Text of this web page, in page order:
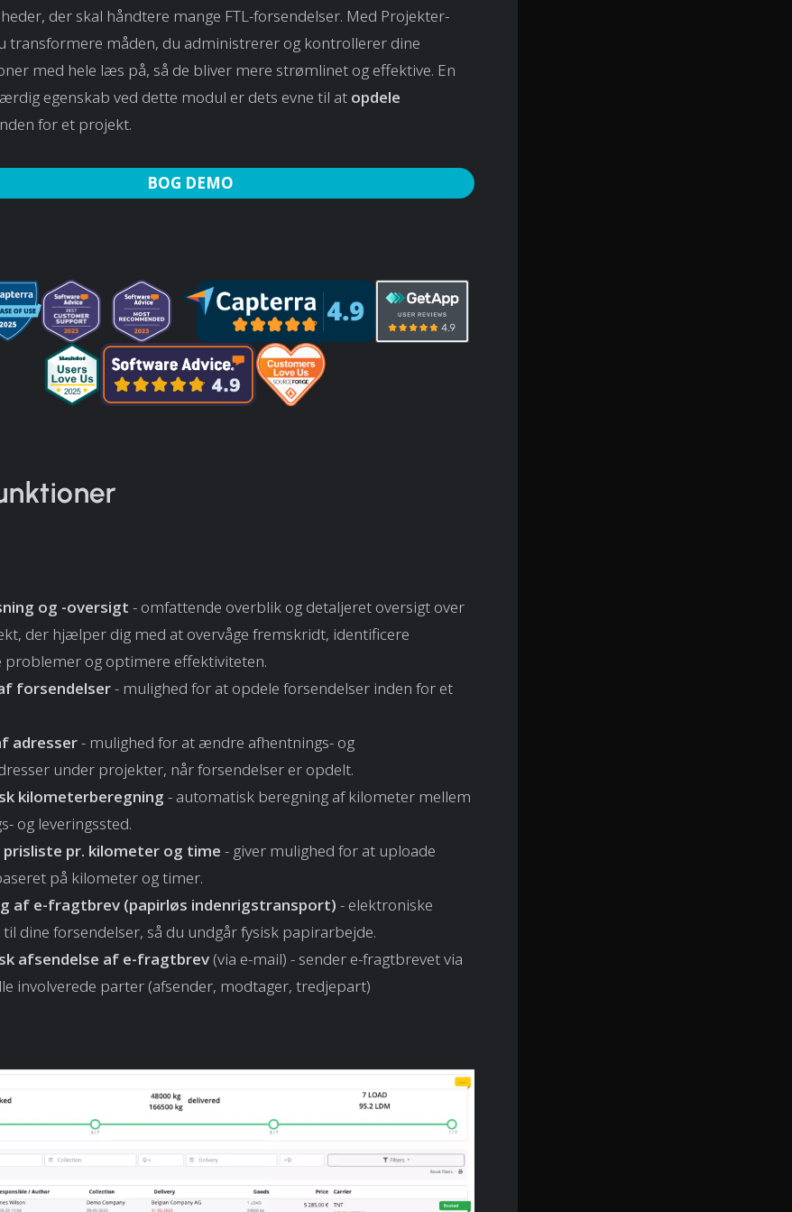
der skal håndtere mange FTL-forsendelser. Med Projekter-
transformere måden, du administrerer og kontrollerer dine
med hele læs på, så de bliver mere strømlinet og effektive. En
egenskab ved dette modul er dets evne til at opdele
for et projekt.
BOG DEMO
og -oversigt - omfattende overblik og detaljeret oversigt over
der hjælper dig med at overvåge fremskridt, identificere
problemer og optimere effektiviteten.
forsendelser- mulighed for at opdele forsendelser inden for et
adresser- mulighed for at ændre afhentnings- og
under projekter, når forsendelser er opdelt.
kilometerberegning - automatisk beregning af kilometer mellem
og leveringssted.
prisliste pr. kilometer og time - giver mulighed for at uploade
på kilometer og timer.
af e-fragtbrev (papirløs indenrigstransport) - elektroniske
dine forsendelser, så du undgår fysisk papirarbejde.
afsendelse af e-fragtbrev (via e-mail) - sender e-fragtbrevet via
involverede parter (afsender, modtager, tredjepart)